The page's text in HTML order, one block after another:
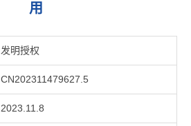
用
发明授权
CN202311479627.5
2023.11.8